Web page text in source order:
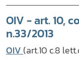
OIV - art. 10,
n.33/2013
OIV (art.10 c.8